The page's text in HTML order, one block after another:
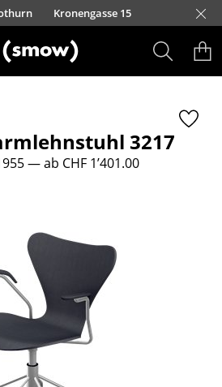
Kronengasse 15
3217
— ab CHF 1’401.00